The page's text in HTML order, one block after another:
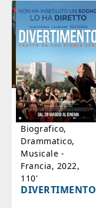
Biografico,
Drammatico,
Musicale -
Francia, 2022,
110'
DIVERTIMENTO